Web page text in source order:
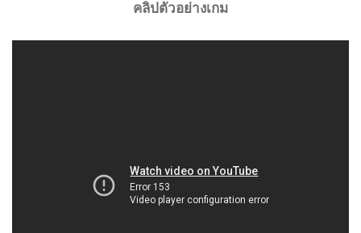
คลิปตัวอย่างเกม